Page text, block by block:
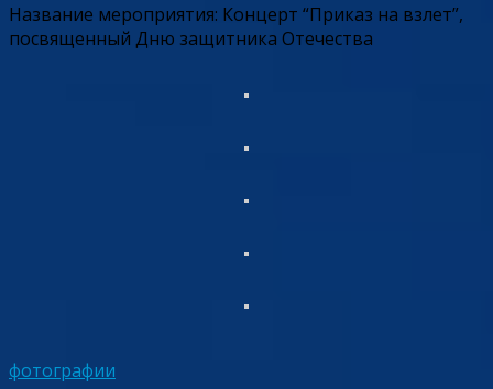
Название мероприятия: Концерт “Приказ на взлет”,
посвященный Дню защитника Отечества
фотографии